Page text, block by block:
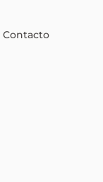
Contacto